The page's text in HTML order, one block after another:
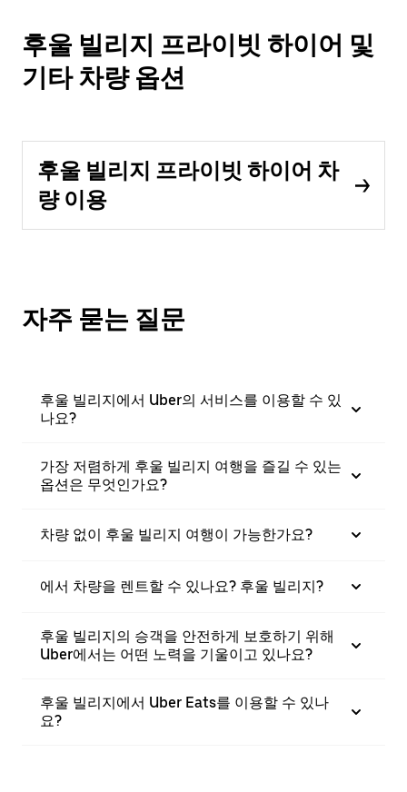
후울 빌리지 프라이빗 하이어 및
기타 차량 옵션
후울 빌리지 프라이빗 하이어 차
량 이용
자주 묻는 질문
후울 빌리지에서 Uber의 서비스를 이용할 수 있
나요?
가장 저렴하게 후울 빌리지 여행을 즐길 수 있는
옵션은 무엇인가요?
차량 없이 후울 빌리지 여행이 가능한가요?
에서 차량을 렌트할 수 있나요? 후울 빌리지?
후울 빌리지의 승객을 안전하게 보호하기 위해
Uber에서는 어떤 노력을 기울이고 있나요?
후울 빌리지에서 Uber Eats를 이용할 수 있나
요?